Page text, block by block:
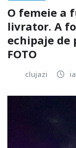
O femeie a
livrator. A
echipaje de
FOTO
clujazi